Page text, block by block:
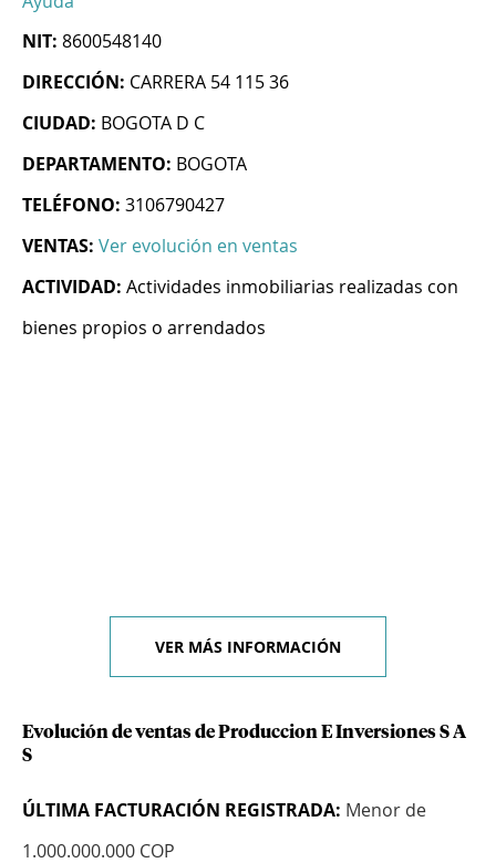
NIT: 8600548140
DIRECCIÓN: CARRERA 54 115 36
CIUDAD: BOGOTA D C
DEPARTAMENTO: BOGOTA
TELÉFONO: 3106790427
VENTAS: Ver evolución en ventas
ACTIVIDAD: Actividades inmobiliarias realizadas con
bienes propios o arrendados
VER MÁS INFORMACIÓN
Evolución de ventas de Produccion E Inversiones S A
S
ÚLTIMA FACTURACIÓN REGISTRADA: Menor de
1.000.000.000 COP